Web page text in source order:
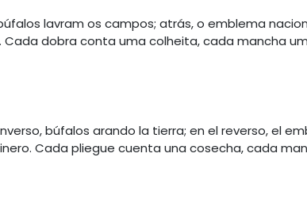
lavram os campos; atrás, o emblema
dobra conta uma colheita, cada mancha
búfalos arando la tierra; en el reverso, el
Cada pliegue cuenta una cosecha, cada